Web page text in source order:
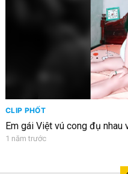
CLIP PHỐT
Em gái Việt vú cong đụ
1 năm trước